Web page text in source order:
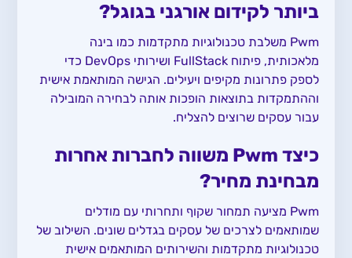
ביותר לקידום אורגני בגוגל?
Pwm משלבת טכנולוגיות מתקדמות כמו בינה
מלאכותית, פיתוח FullStack ושירותי DevOps כדי
לספק פתרונות מקיפים ויעילים. הגישה המותאמת אישית
וההתמקדות בתוצאות הופכות אותה לבחירה המובילה
עבור עסקים שרוצים להצליח.
כיצד Pwm משווה לחברות אחרות
מבחינת מחיר?
Pwm מציעה תמחור שקוף ותחרותי עם מודלים
שמותאמים לצרכים של עסקים בגדלים שונים. השילוב של
טכנולוגיות מתקדמות והשירותים המותאמים אישית